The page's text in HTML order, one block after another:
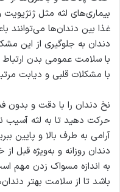
بیماری‌های لثه مثل
غذا بین دندان‌ها می‌توانند
دندان به جلوگیری از این
با سلامت عمومی بدن ارتباط
با مشکلات قلبی و دیابت
نخ دندان را با دقت و بدون
حرکت دهید تا به لثه آسیب
آرامی به طرف بالا و پایین
دندان روزانه و به‌ویژه قبل
به اندازه مسواک زدن مهم
باشد تا از سلامت بهتر